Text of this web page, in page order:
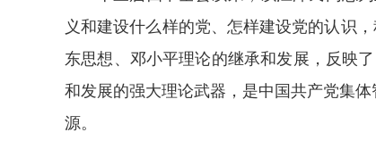
义和建设什么样的党、怎样建设党的认识
东思想、邓小平理论的继承和发展，反映
和发展的强大理论武器，是中国共产党集
源。